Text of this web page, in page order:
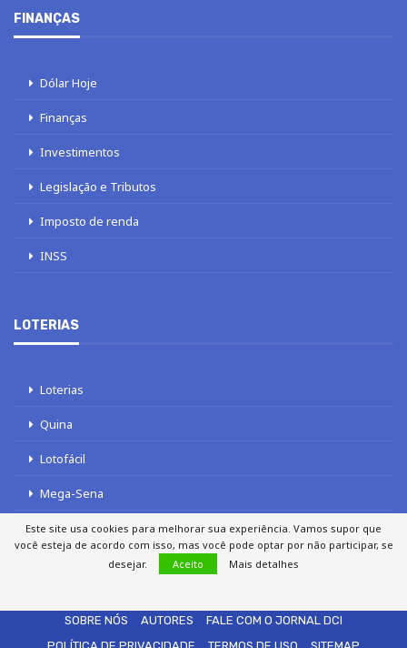
FINANÇAS
Dólar Hoje
Finanças
Investimentos
Legislação e Tributos
Imposto de renda
INSS
LOTERIAS
Loterias
Quina
Lotofácil
Mega-Sena
Tele sena
SOBRE NÓS AUTORES
FALE COM O JORNAL DCI
Este site usa cookies para melhorar sua experiência. Vamos supor que
você esteja de acordo com isso, mas você pode optar por não participar, se
desejar.
Aceito Mais detalhes